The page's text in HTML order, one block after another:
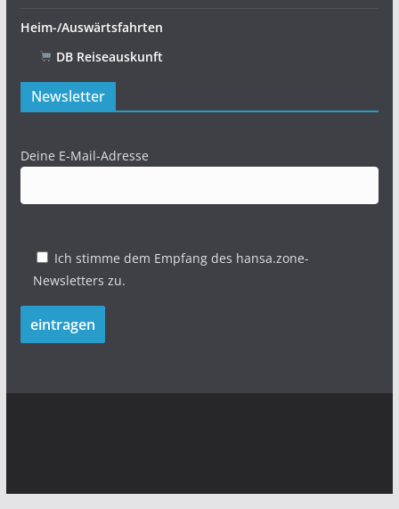
Heim-/Auswärtsfahrten
DB Reiseauskunft
Newsletter
Deine E-Mail-Adresse
Ich stimme dem Empfang des hansa.zone-
Newsletters zu.